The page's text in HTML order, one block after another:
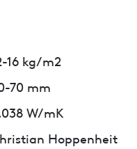
16 kg/m2
70 mm
W/mK
Hoppenheit